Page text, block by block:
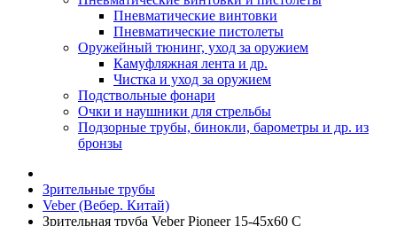
Пневматические винтовки
Пневматические пистолеты
Оружейный тюнинг, уход за оружием
Камуфляжная лента и др.
Чистка и уход за оружием
Подствольные фонари
Очки и наушники для стрельбы
Подзорные трубы, бинокли, барометры и др. из
бронзы
Зрительные трубы
Veber (Вебер. Китай)
Зрительная труба Veber Pioneer 15-45x60 C